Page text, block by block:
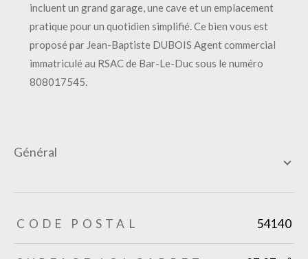
incluent un grand garage, une cave et un emplacement
pratique pour un quotidien simplifié. Ce bien vous est
proposé par Jean-Baptiste DUBOIS Agent commercial
immatriculé au RSAC de Bar-Le-Duc sous le numéro
808017545.
général
TRAD_ZEPHYR_Caracteristique TRAD_ZEPHYR_Valeurs
CODE POSTAL 54140